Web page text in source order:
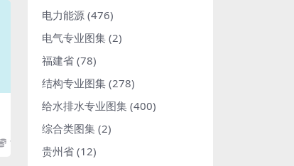
1.98
电力能源 (476)
电气专业图集 (2)
福建省 (78)
结构专业图集 (278)
给水排水专业图集 (400)
综合类图集 (2)
贵州省 (12)